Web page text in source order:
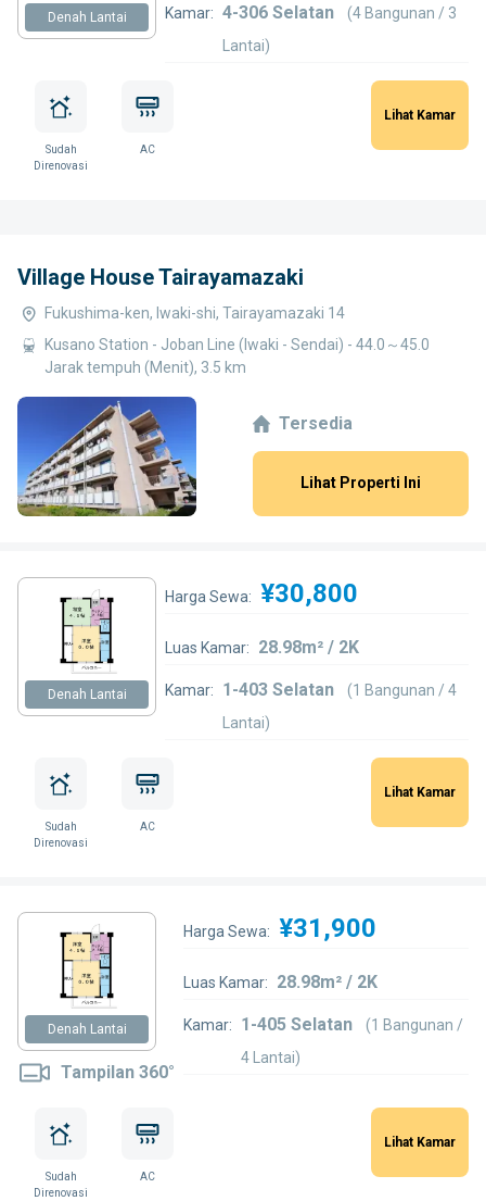
Denah Lantai Kamar: 4-306 Selatan
(4 Bangunan / 3
Lantai)
Sudah
Direnovasi
AC
Lihat Kamar
Village House Tairayamazaki
Fukushima-ken, Iwaki-shi, Tairayamazaki 14
Kusano Station - Joban Line (Iwaki - Sendai) - 44.0～45.0
Jarak tempuh (Menit), 3.5 km
Tersedia
Lihat Properti Ini
Denah Lantai
Harga Sewa: ¥30,800
Luas Kamar: 28.98m² / 2K
Kamar: 1-403 Selatan
(1 Bangunan / 4
Lantai)
Sudah
Direnovasi
AC
Lihat Kamar
Denah Lantai
Tampilan 360°
Harga Sewa: ¥31,900
Luas Kamar: 28.98m² / 2K
Kamar: 1-405 Selatan
(1 Bangunan /
4 Lantai)
Sudah
Direnovasi
AC
Lihat Kamar